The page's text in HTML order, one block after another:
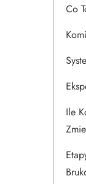
Co
Ile